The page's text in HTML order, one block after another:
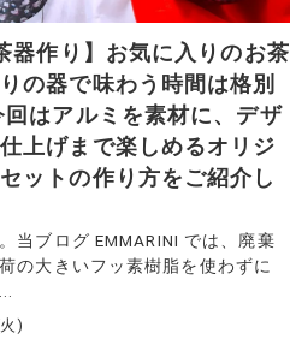
器作り】お気に入りのお茶
の器で味わう時間は格別
回はアルミを素材に、デザ
上げまで楽しめるオリジ
ットの作り方をご紹介し
当ブログ EMMARINI では、廃棄
の大きいフッ素樹脂を使わずに
)